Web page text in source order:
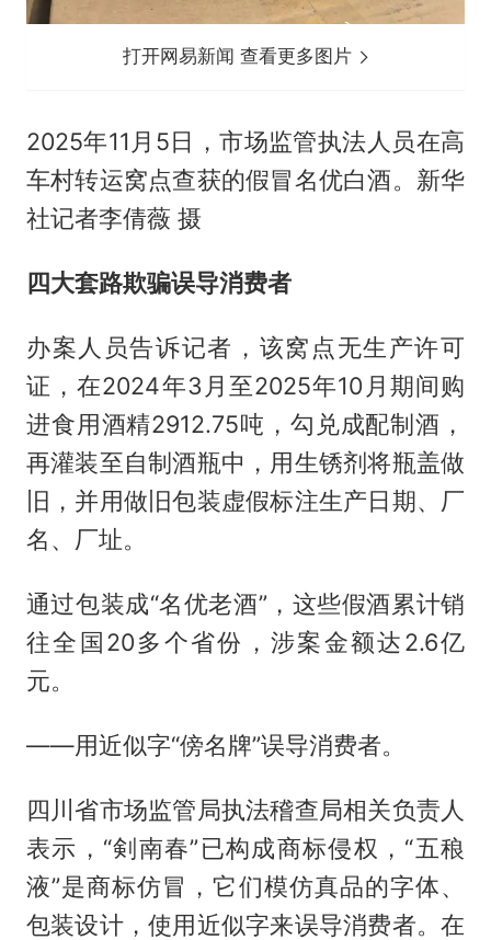
打开网易新闻 查看更多图片
2025年11月5日，市场监管执法人员在高
车村转运窝点查获的假冒名优白酒。新华
社记者李倩薇 摄
四大套路欺骗误导消费者
办案人员告诉记者，该窝点无生产许可
证，在2024年3月至2025年10月期间购
进食用酒精2912.75吨，勾兑成配制酒，
再灌装至自制酒瓶中，用生锈剂将瓶盖做
旧，并用做旧包装虚假标注生产日期、厂
名、厂址。
通过包装成“名优老酒”，这些假酒累计销
往全国20多个省份，涉案金额达2.6亿
元。
——用近似字“傍名牌”误导消费者。
四川省市场监管局执法稽查局相关负责人
表示，“剣南春”已构成商标侵权，“五稂
液”是商标仿冒，它们模仿真品的字体、
包装设计，使用近似字来误导消费者。在